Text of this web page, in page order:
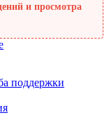
и просмотра
поддержки